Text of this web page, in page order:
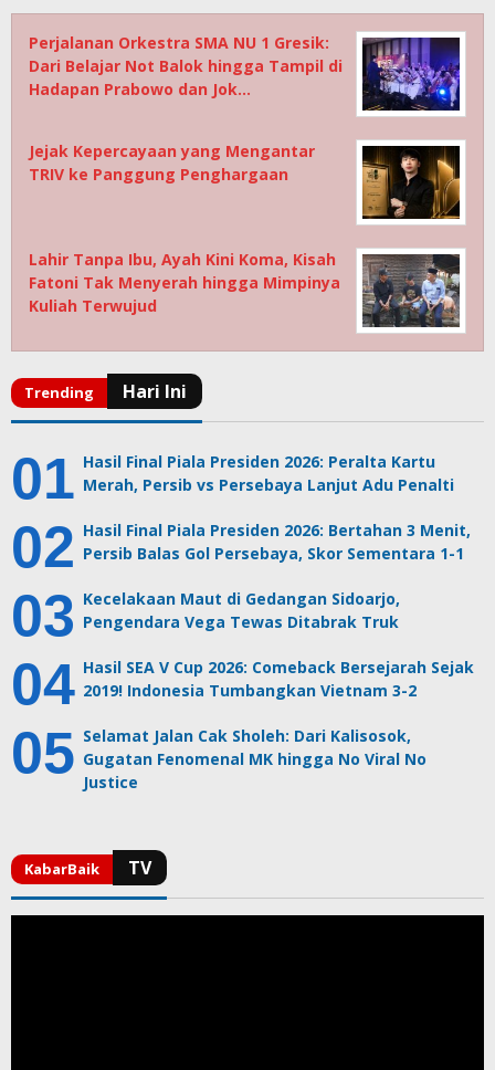
Perjalanan Orkestra SMA NU 1 Gresik:
Dari Belajar Not Balok hingga Tampil di
Hadapan Prabowo dan Jok…
Jejak Kepercayaan yang Mengantar
TRIV ke Panggung Penghargaan
Lahir Tanpa Ibu, Ayah Kini Koma, Kisah
Fatoni Tak Menyerah hingga Mimpinya
Kuliah Terwujud
Hasil Final Piala Presiden 2026: Peralta Kartu
Merah, Persib vs Persebaya Lanjut Adu Penalti
Hasil Final Piala Presiden 2026: Bertahan 3 Menit,
Persib Balas Gol Persebaya, Skor Sementara 1-1
Kecelakaan Maut di Gedangan Sidoarjo,
Pengendara Vega Tewas Ditabrak Truk
Hasil SEA V Cup 2026: Comeback Bersejarah Sejak
2019! Indonesia Tumbangkan Vietnam 3-2
Selamat Jalan Cak Sholeh: Dari Kalisosok,
Gugatan Fenomenal MK hingga No Viral No
Justice